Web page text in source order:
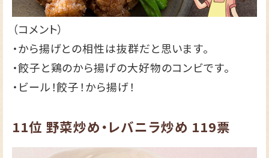
（コメント）
・から揚げとの相性は抜群だと思います。
・餃子と鶏のから揚げの大好物のコンビです。
・ビール！餃子！から揚げ！
11位 野菜炒め・レバニラ炒め 119票